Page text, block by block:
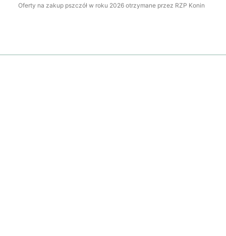
Oferty na zakup pszczół w roku 2026 otrzymane przez RZP Konin